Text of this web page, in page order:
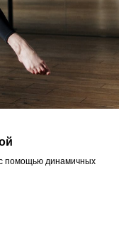
помощью динамичных